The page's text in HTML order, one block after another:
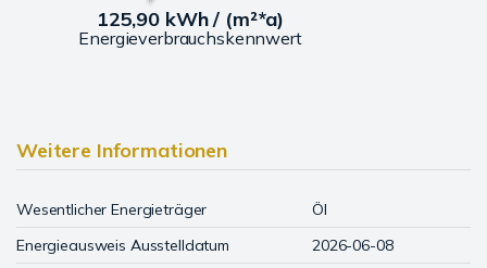
125,90 kWh / (m²*a)
Energieverbrauchskennwert
Weitere Informationen
Wesentlicher Energieträger
Öl
Energieausweis Ausstelldatum
2026-06-08